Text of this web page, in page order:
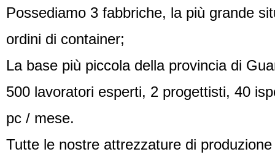
Possediamo 3 fabbriche, la più grande
ordini di container;
La base più piccola della provincia di
500 lavoratori esperti, 2 progettisti, 40
pc / mese.
Tutte le nostre attrezzature di